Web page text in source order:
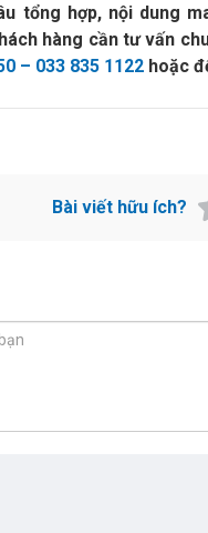
tổng hợp, nội dung
hàng cần tư vấn
– 033 835 1122 hoặc
Bài viết hữu ích?